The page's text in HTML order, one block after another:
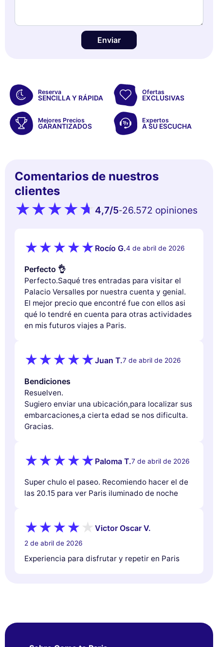
Enviar
Reserva
SENCILLA Y RÁPIDA
Ofertas
EXCLUSIVAS
Mejores Precios
GARANTIZADOS
Expertos
A SU ESCUCHA
Comentarios de nuestros
clientes
4,7/5-26.572 opiniones
Rocío G.4 de abril de 2026
Perfecto 👌
Perfecto.Saqué tres entradas para visitar el
Palacio Versalles por nuestra cuenta y genial.
El mejor precio que encontré fue con ellos asi
qué lo tendré en cuenta para otras actividades
en mis futuros viajes a Paris.
Juan T.7 de abril de 2026
Bendiciones
Resuelven.
Sugiero enviar una ubicación,para localizar sus
embarcaciones,a cierta edad se nos dificulta.
Gracias.
Paloma T.7 de abril de 2026
Super chulo el paseo. Recomiendo hacer el de
las 20.15 para ver Paris iluminado de noche
Victor Oscar V.
2 de abril de 2026
Experiencia para disfrutar y repetir en Paris